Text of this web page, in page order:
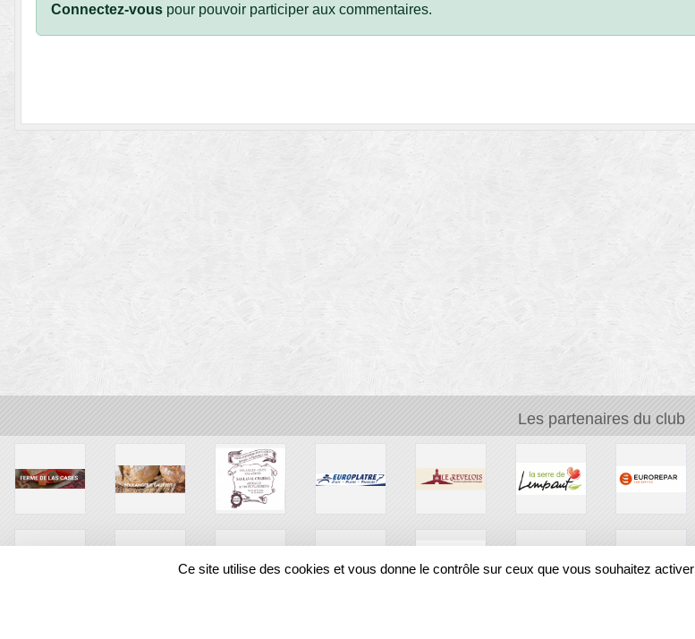
Connectez-vous pour pouvoir participer aux commentaires.
Les partenaires du club
Ce site utilise des cookies et vous donne le contrôle sur ceux que vous souhaitez activer